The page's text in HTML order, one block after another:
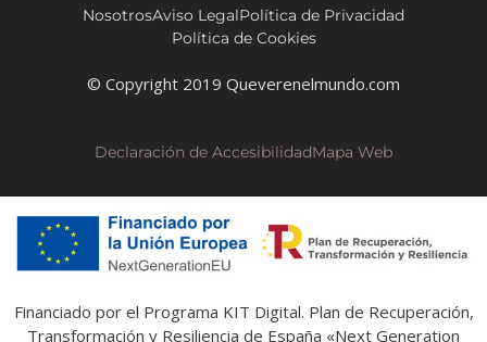
NosotrosAviso LegalPolítica de Privacidad
Política de Cookies
© Copyright 2019 Queverenelmundo.com
Declaración de AccesibilidadMapa Web
Financiado por el Programa KIT Digital. Plan de Recuperación,
Transformación y Resiliencia de España «Next Generation